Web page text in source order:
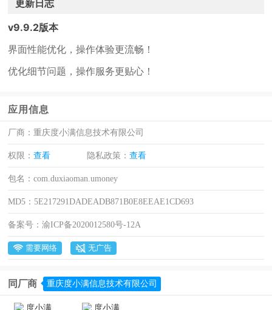
更新日志
v9.9.2版本
界面性能优化，操作体验更流畅！
优化细节问题，操作服务更贴心！
应用信息
厂商：重庆度小满信息技术有限公司
权限：查看 隐私政策：查看
包名：com.duxiaoman.umoney
MD5： 5E217291DADEADB871B0E8EEAE1CD693
备案号：渝ICP备2020012580号-12A
需要网络 无广告
同厂商 重庆度小满信息技术有限公司